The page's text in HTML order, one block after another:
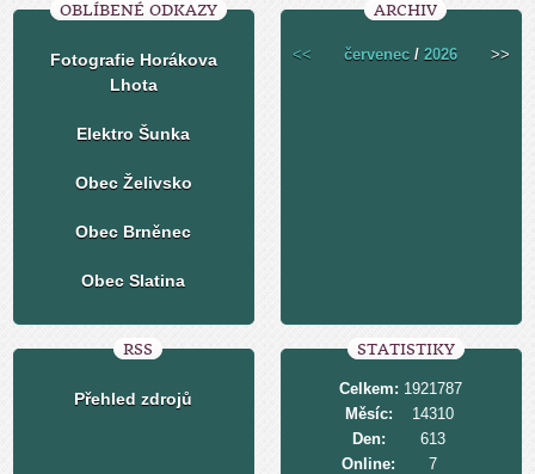
OBLÍBENÉ ODKAZY
Fotografie Horákova
Lhota
Elektro Šunka
Obec Želivsko
Obec Brněnec
Obec Slatina
ARCHIV
<< červenec /2026 >>
RSS
Přehled zdrojů
STATISTIKY
Online: 7
Celkem: 1921787
Měsíc:
14310
Den:
613